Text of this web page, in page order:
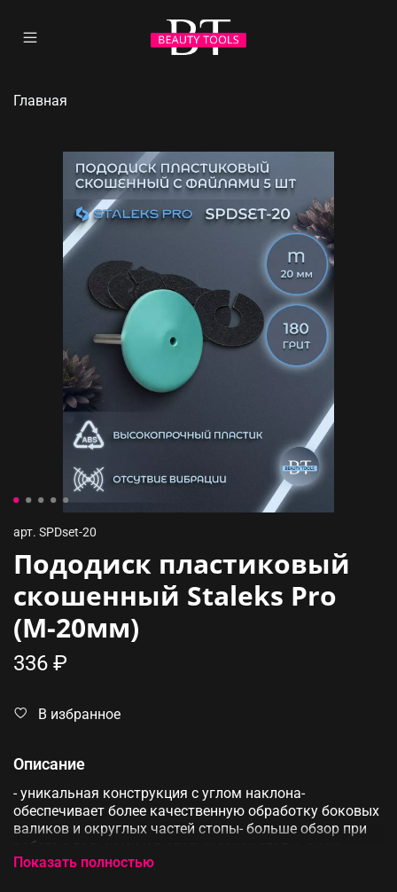
Главная
арт. SPDset-20
Пододиск пластиковый
скошенный Staleks Pro
(M-20мм)
336 ₽
В избранное
Описание
- уникальная конструкция с углом наклона-
обеспечивает более качественную обработку боковых
валиков и округлых частей стопы- больше обзор при
работе с пальцами и в слепых зонах стопы- очень
легкий и удобный в работе- за счет применения
Показать полностью